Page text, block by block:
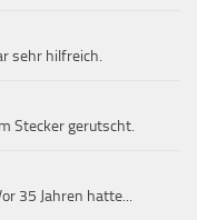
sehr hilfreich.
Stecker gerutscht.
35 Jahren hatte...